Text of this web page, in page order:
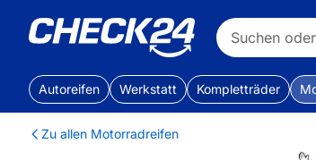
Autoreifen Werkstatt Kompletträder
Zu allen Motorradreifen